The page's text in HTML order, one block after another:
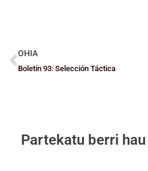
OHIA
Boletín 93: Selección Táctica
Partekatu berri hau